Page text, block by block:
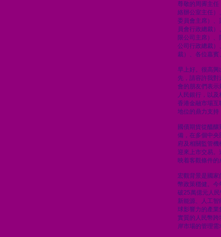
尊敬的周霽主任
絡辦公室主任）
委員會主席）、
員會行政總裁
限公司主席）
公司行政總裁）
裁）、各位嘉賓
早上好。很高興
先，請容許我
會的朋友們表示
人民銀行，以
香港金融市場互
地位的鼎力支持
國債期貨從醞
備，在多個中央
府及相關監管
迎來上市交易。
映着客觀條件的
宏觀背景是國
幣政策穩健。今
破25萬億元人
新能源、人工
球影響力的產業
實質的人民幣跨
岸市場的管理需